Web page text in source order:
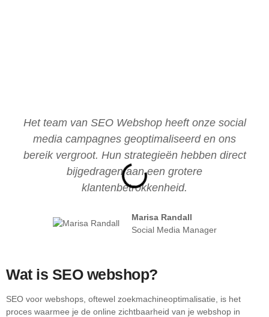
Het team van SEO Webshop heeft onze social
media campagnes geoptimaliseerd en ons
bereik vergroot. Hun strategieën hebben direct
bijgedragen aan een grotere
klantenbetrokkenheid.
Marisa Randall
Social Media Manager
Wat is SEO webshop?
SEO voor webshops, oftewel zoekmachineoptimalisatie, is het
proces waarmee je de online zichtbaarheid van je webshop in